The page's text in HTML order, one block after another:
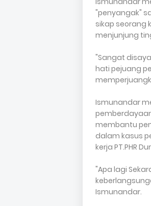
"penyangak"
sikap seorang
menjunjung
"Sangat
hati pejuang
Ismunandar
membantu
dalam kasus
kerja PT.PHR
"Apa lagi
Ismunandar.